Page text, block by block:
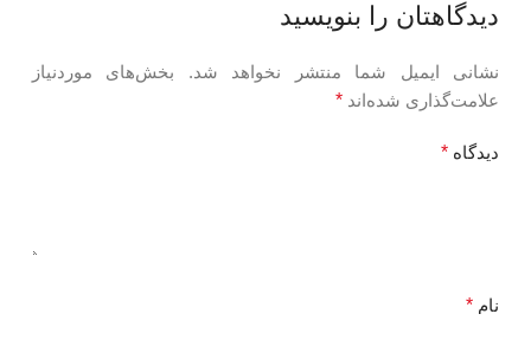
دیدگاهتان را بنویسید
نشانی ایمیل شما منتشر نخواهد شد.
بخش‌های موردنیاز
علامت‌گذاری شده‌اند *
دیدگاه *
نام *